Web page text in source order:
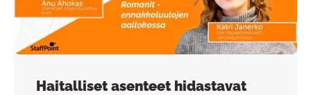
Haitalliset asenteet hidastavat